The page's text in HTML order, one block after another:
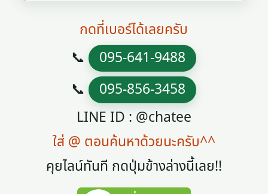
กดที่เบอร์ได้เลยครับ
📞 095-641-9488
📞 095-856-3458
LINE ID : @chatee
ใส่ @ ตอนค้นหาด้วยนะครับ^^
คุยไลน์ทันที กดปุ่มข้างล่างนี้เลย!!